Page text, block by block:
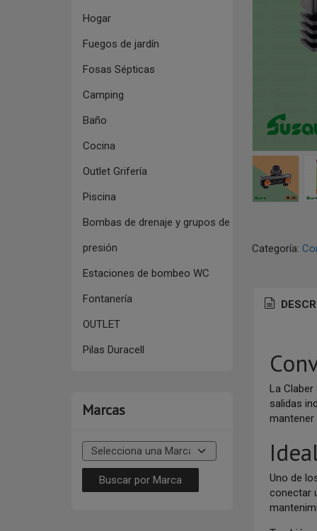
Hogar
Fuegos de jardín
Fosas Sépticas
Camping
Baño
Cocina
Outlet Grifería
Piscina
Bombas de drenaje y grupos de
presión
Estaciones de bombeo WC
Fontanería
OUTLET
Pilas Duracell
Marcas
Categoría:
La
salidas
mantener
Uno de
conectar